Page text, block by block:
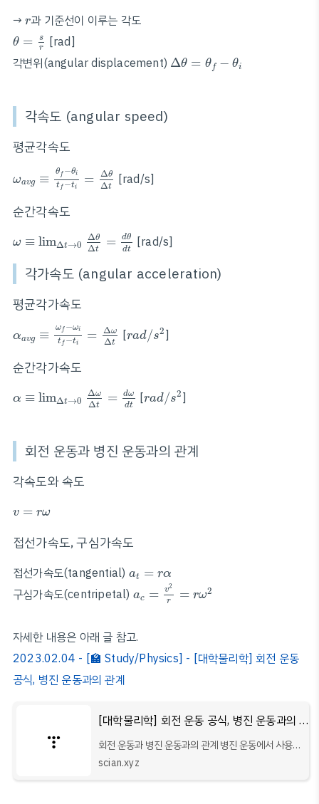
→r
r과 기준선이 이루는 각도
θ =
s
r
θ =s r [rad]
각변위(angular displacement) Δθ = θ f − θi
Δθ=θ f−
각속도 (angular speed)
평균각속도
ωavg ≡ θf −θi
t f −ti
= Δθ
Δt
≡θf− −t
[rad/s]
순간각속도
ω ≡ limΔt→0
Δθ
Δt
= dθ
dt
lim Δθ =d θd
[rad/s]
각가속도 (angular acceleration)
평균각가속도
αavg ≡ ωf −ωi
t f −ti
= Δω
Δt
ωf−ω −ti = ωΔ
[rad/s2
d/s 2]
순간각가속도
α ≡ limΔt→0
Δω
Δt
= dω
dt
lim Δω =dωd
[rad/s2
d/ 2]
회전 운동과 병진 운동과의 관계
각속도와 속도
v = rω
v =rω
접선가속도, 구심가속도
접선가속도(tangential) at = rα
at =rα
구심가속도(centripetal) ac = v2
r = rω2
a 2r
자세한 내용은 아래 글 참고.
2023.02.04 - [🏫 Study/Physics] - [대학물리학] 회전 운동
공식, 병진 운동과의 관계
[대학물리학] 회전 운동 공식, 병진 운동과의 관계
회전 운동과 병진 운동과의 관계 병진 운동에서 사용되
는 운동 공식을 회전 운동에서도 유사하게 적용할 수
scian.xyz